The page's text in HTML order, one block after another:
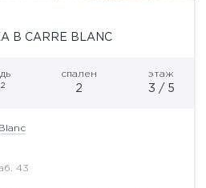
CARRE BLANC
2
спален
2
этаж
3 / 5
43